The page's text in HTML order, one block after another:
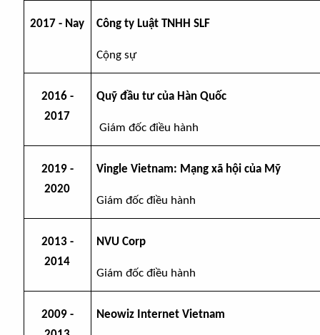
2017 - Nay Công ty Luật TNHH SLF
Cộng sự
2016-
2017
Quỹ đầu tư của Hàn Quốc
Giám đốc điều hành
2019 -
2020
Vingle Vietnam: Mạng xã hội của Mỹ
Giám đốc điều hành
2013-
2014
NVU Corp
Giám đốc điều hành
2009 -
Neowiz Internet Vietnam